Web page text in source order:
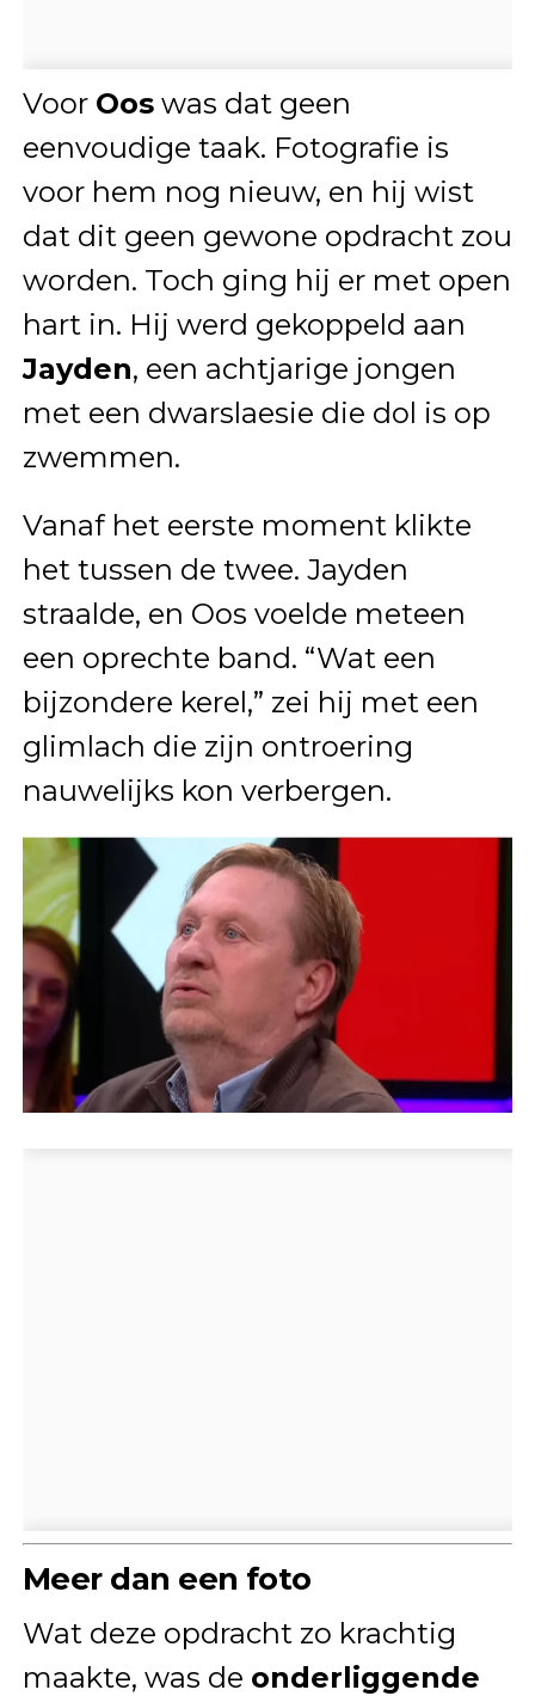
Voor Ooswas dat geen
eenvoudige taak. Fotografie is
voor hem nog nieuw, en hij wist
dat dit geen gewone opdracht zou
worden. Toch ging hij er met open
hart in. Hij werd gekoppeld aan
Jayden, een achtjarige jongen
met een dwarslaesie die dol is op
zwemmen.
Vanaf het eerste moment klikte
het tussen de twee. Jayden
straalde, en Oos voelde meteen
een oprechte band. “Wat een
bijzondere kerel,” zei hij met een
glimlach die zijn ontroering
nauwelijks kon verbergen.
Meer dan een foto
Wat deze opdracht zo krachtig
maakte, was de onderliggende